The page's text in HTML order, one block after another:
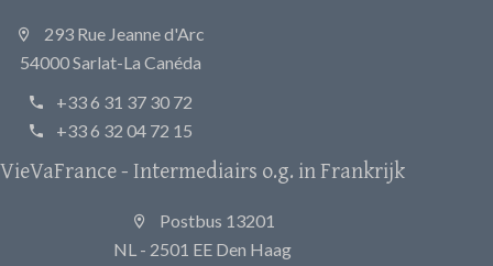
293 Rue Jeanne d'Arc
54000 Sarlat-La Canéda
+33 6 31 37 30 72
+33 6 32 04 72 15
VieVaFrance - Intermediairs o.g. in Frankrijk
Postbus 13201
NL - 2501 EE Den Haag